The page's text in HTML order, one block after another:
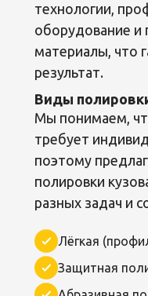
технологии,
оборудование и
материалы, что
результат.
Виды
Мы понимаем,
требует
поэтому
полировки
разных задач и
Лёгкая
Защитная